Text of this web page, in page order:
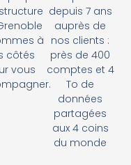
à
côtés
vous
depuis 7 ans
auprès de
nos clients :
près de 400
comptes et 4
To de
données
partagées
aux 4 coins
du monde